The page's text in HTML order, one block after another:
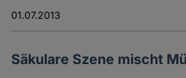
01.07.2013
Säkulare Szene mischt